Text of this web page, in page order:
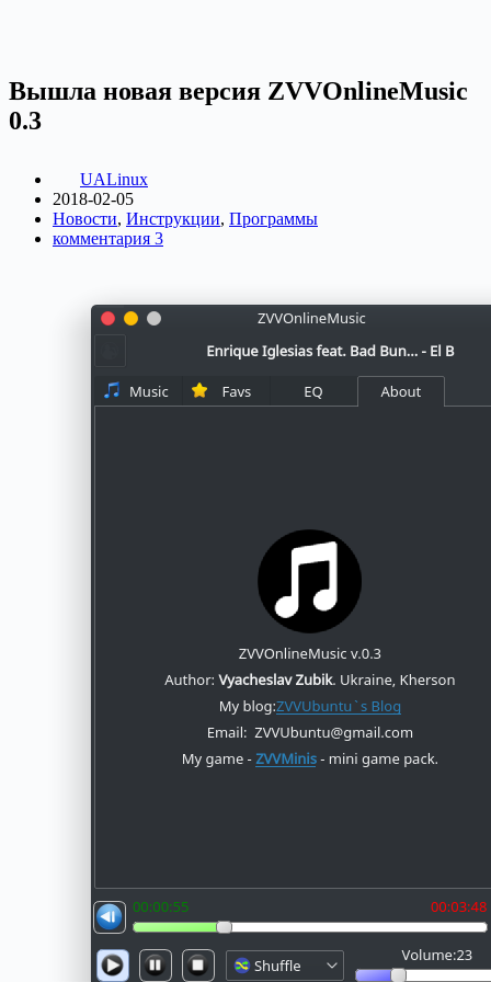
Вышла новая версия ZVVOnlineMusic
0.3
UALinux
2018-02-05
Новости, Инструкции, Программы
комментария 3